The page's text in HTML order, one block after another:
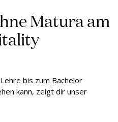
Matura am
bis zum Bachelor
kann, zeigt dir unser